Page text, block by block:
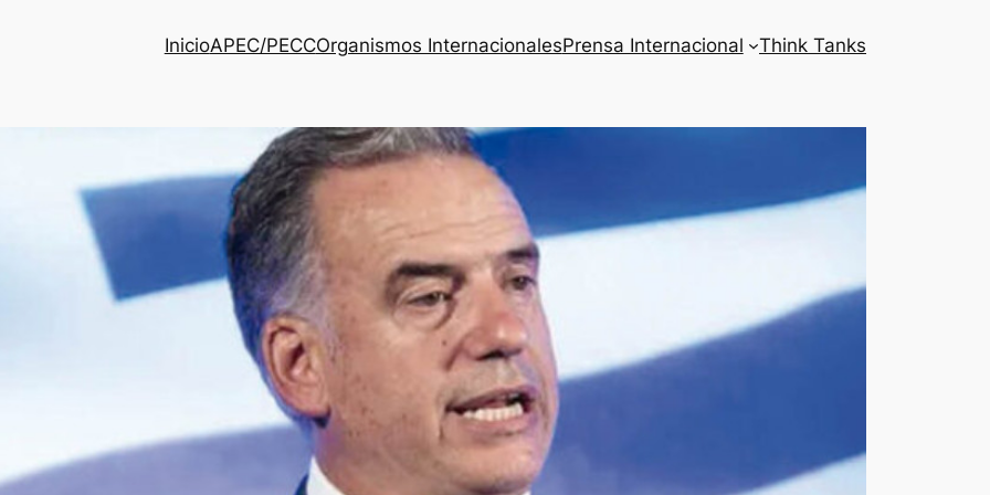
InicioAPEC/PECCOrganismos InternacionalesPrensa Internacional Think Tanks